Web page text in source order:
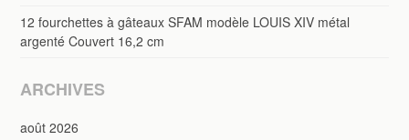
12 fourchettes à gâteaux SFAM modèle LOUIS XIV métal
argenté Couvert 16,2 cm
ARCHIVES
août 2026